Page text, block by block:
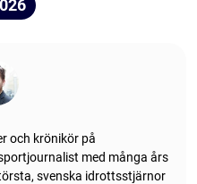
och krönikör på
med många års
svenska idrottsstjärnor